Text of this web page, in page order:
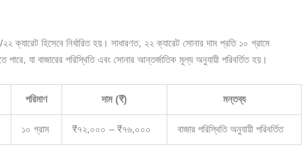
ক্যারেট হিসেবে নির্ধারিত হয়। সাধারণত, ২২ ক্যারেট সোনার দাম প্রতি ১০ গ্রামে
যা বাজারের পরিস্থিতি এবং সোনার আন্তর্জাতিক মূল্য অনুযায়ী পরিবর্তিত হয়।
পরিমাণ দাম (₹) মন্তব্য
১০ গ্রাম ₹৭২,০০০ – ₹৭৬,০০০ বাজার পরিস্থিতি অনুযায়ী পরিবর্তিত